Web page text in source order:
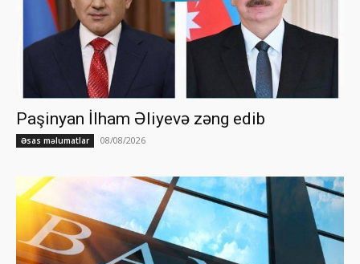
Paşinyan İlham Əliyevə zəng edib
Əsas məlumatlar 08/08/2026